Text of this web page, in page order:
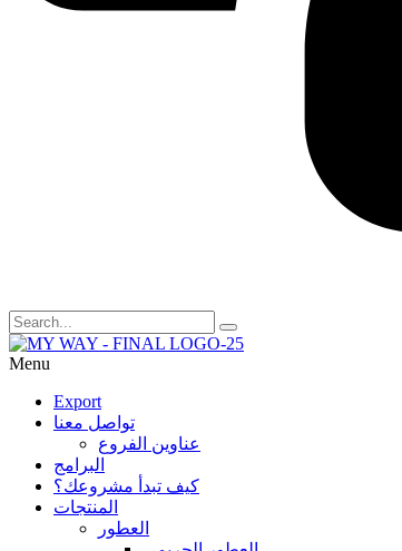
Menu
Export
تواصل معنا
عناوين الفروع
البرامج
كيف تبدأ مشروعك؟
المنتجات
العطور